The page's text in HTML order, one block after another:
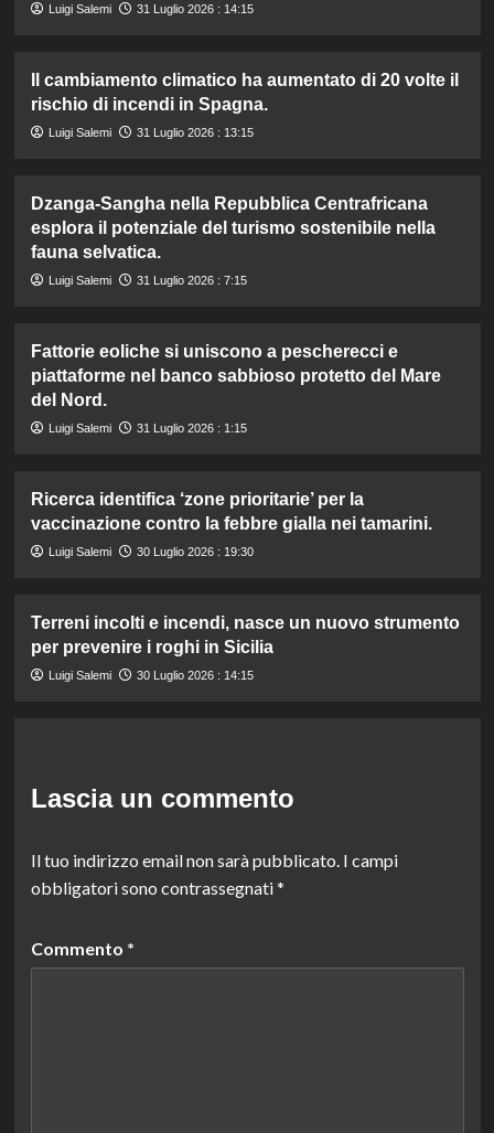
Luigi Salemi 31 Luglio 2026 : 14:15
Il cambiamento climatico ha aumentato di 20 volte il
rischio di incendi in Spagna.
Luigi Salemi 31 Luglio 2026 : 13:15
Dzanga-Sangha nella Repubblica Centrafricana
esplora il potenziale del turismo sostenibile nella
fauna selvatica.
Luigi Salemi 31 Luglio 2026 : 7:15
Fattorie eoliche si uniscono a pescherecci e
piattaforme nel banco sabbioso protetto del Mare
del Nord.
Luigi Salemi 31 Luglio 2026 : 1:15
Ricerca identifica ‘zone prioritarie’ per la
vaccinazione contro la febbre gialla nei tamarini.
Luigi Salemi 30 Luglio 2026 : 19:30
Terreni incolti e incendi, nasce un nuovo strumento
per prevenire i roghi in Sicilia
Luigi Salemi 30 Luglio 2026 : 14:15
Lascia un commento
Il tuo indirizzo email non sarà pubblicato. I campi
obbligatori sono contrassegnati*
Commento *